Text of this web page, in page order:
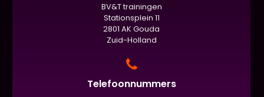
BV&T trainingen
Stationsplein 11
2801 AK Gouda
Zuid-Holland
Telefoonnummers